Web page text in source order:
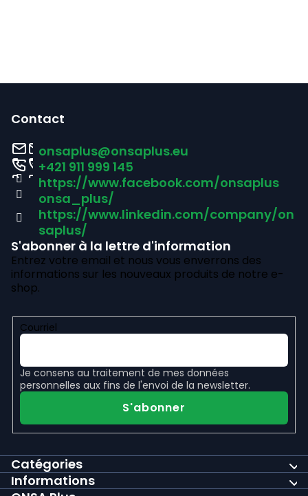
p
a
g
Contact
onsaplus@onsaplus.eu
+421 911 999 145
https://www.facebook.com/onsaplus
onsa_plus/
https://www.linkedin.com/company/on
saplus/
S'abonner à la lettre d'information
Entrez votre email et nous vous enverrons des
informations sur les nouveaux produits de notre e-
shop.
Courriel
Je consens au traitement de mes données
personnelles aux fins de l'envoi de la newsletter.
S'abonner
Catégories
Informations